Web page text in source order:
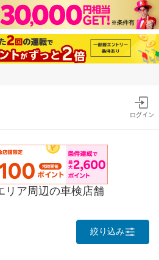
ログイン
リア周辺の車検店舗
絞り込み